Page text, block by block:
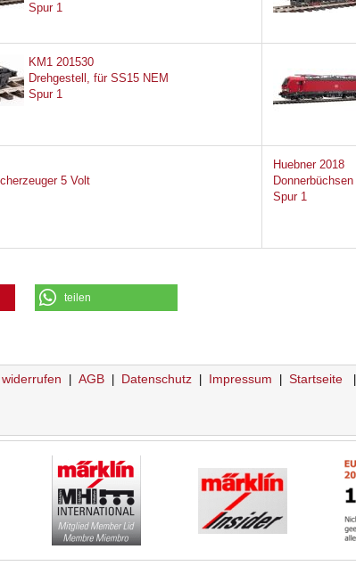
Spur 1
KM1 201530
Drehgestell, für SS15 NEM
Spur 1
5 Volt
Huebner 2018
Spur 1
teilen
AGB Datenschutz Impressum Startseite